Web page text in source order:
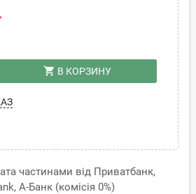
shopping_cart В КОРЗИНУ
частинами від Приватбанк,
А-Банк (комісія 0%)